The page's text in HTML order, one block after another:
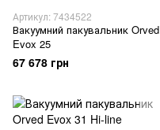
Артикул: 7434522
Вакуумний пакувальник Orved
Evox 25
67 678 грн